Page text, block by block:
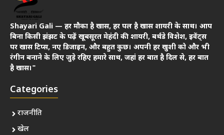
Shayari Gali — हर मौका है खास, हर पल है खास शायरी के साथ। आप
बिना किसी झंझट के पढ़ें खूबसूरत मेहंदी की शायरी, बर्थडे विशेश, इवेंट्स
पर खास टिप्स, नए डिजाइन, और बहुत कुछ। अपनी हर खुशी को और भी
रंगीन बनाने के लिए जुड़े रहिए हमारे साथ, जहां हर बात है दिल से, हर बात
है खास।"
Categories
राजनीति
खेल